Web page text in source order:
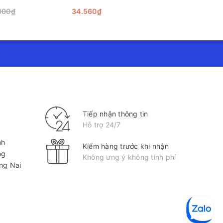
34.560₫
Nai
Tiếp nhận thông tin
Hỗ trợ 24/7
Kiểm hàng trước khi nhận
Không ưng ý không tính phí